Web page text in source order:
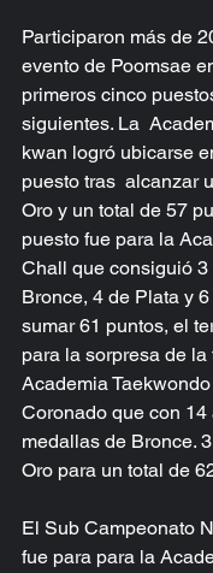
Participaron más de
evento de Poomsae
primeros cinco
siguientes. La
kwan logró ubicarse
puesto tras  alcanzar
Oro y un total de 57
puesto fue para la
Chall que consiguió
Bronce, 4 de Plata y
sumar 61 puntos, el
para la sorpresa de la
Academia
Coronado que con 14
medallas de Bronce.
Oro para un total de
El Sub Campeonato
fue para para la